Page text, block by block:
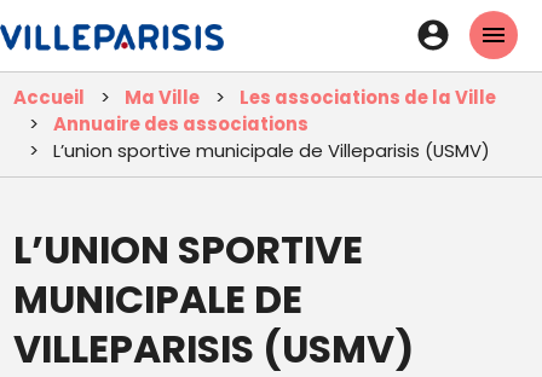
contenu
principal
En-
tête
-
Accueil Ma Ville
Les associations de la Ville
Annuaire des associations
L’union sportive municipale de Villeparisis (USMV)
L’UNION SPORTIVE
MUNICIPALE DE
VILLEPARISIS (USMV)